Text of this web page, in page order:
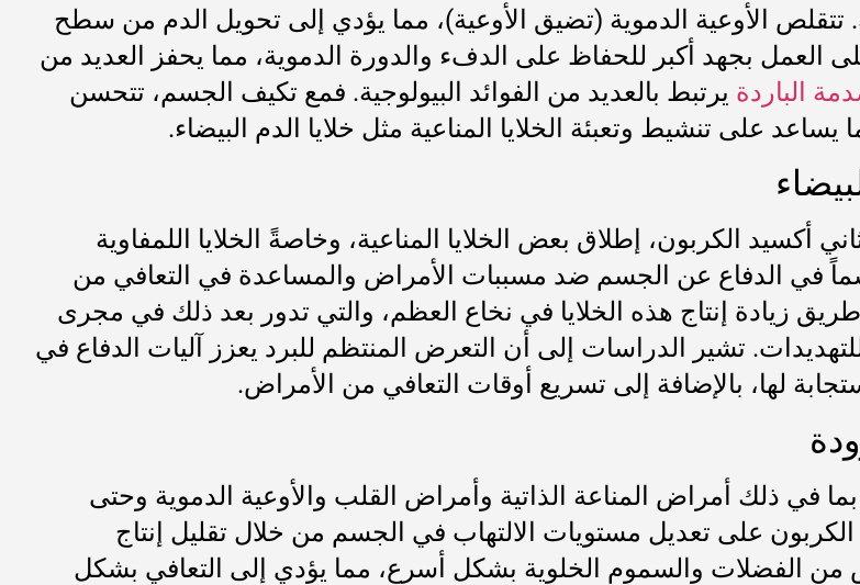
تتقلص الأوعية الدموية (تضيق الأوعية)، مما يؤدي إلى تحويل الدم من سطح
العمل بجهد أكبر للحفاظ على الدفء والدورة الدموية، مما يحفز العديد من
الباردة يرتبط بالعديد من الفوائد البيولوجية. فمع تكيف الجسم، تتحسن
على تنشيط وتعبئة الخلايا المناعية مثل خلايا الدم البيضاء.
أكسيد الكربون، إطلاق بعض الخلايا المناعية، وخاصةً الخلايا اللمفاوية
حاسماً في الدفاع عن الجسم ضد مسببات الأمراض والمساعدة في التعافي من
زيادة إنتاج هذه الخلايا في نخاع العظم، والتي تدور بعد ذلك في مجرى
تشير الدراسات إلى أن التعرض المنتظم للبرد يعزز آليات الدفاع في
لها، بالإضافة إلى تسريع أوقات التعافي من الأمراض.
في ذلك أمراض المناعة الذاتية وأمراض القلب والأوعية الدموية وحتى
الكربون على تعديل مستويات الالتهاب في الجسم من خلال تقليل إنتاج
من الفضلات والسموم الخلوية بشكل أسرع، مما يؤدي إلى التعافي بشكل